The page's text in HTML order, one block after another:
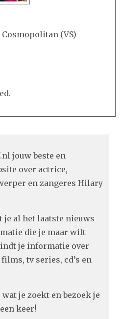
Cosmopolitan (VS)
jouw beste en
over actrice,
en zangeres Hilary
je al het laatste nieuws
die je maar wilt
je informatie over
tv series, cd’s en
je zoekt en bezoek je
keer!